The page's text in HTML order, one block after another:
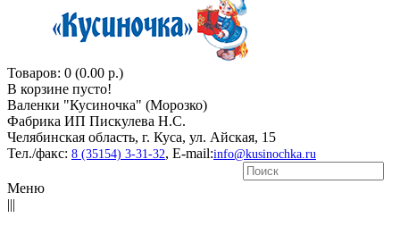
Товаров: 0 (0.00 р.)
В корзине пусто!
Валенки "Кусиночкa" (Морозко)
Фабрика ИП Пискулева Н.С.
Челябинская область, г. Куса, ул. Айская, 15
Тел./факс: 8 (35154) 3-31-32, E-mail:info@kusinochka.ru
Меню
|||